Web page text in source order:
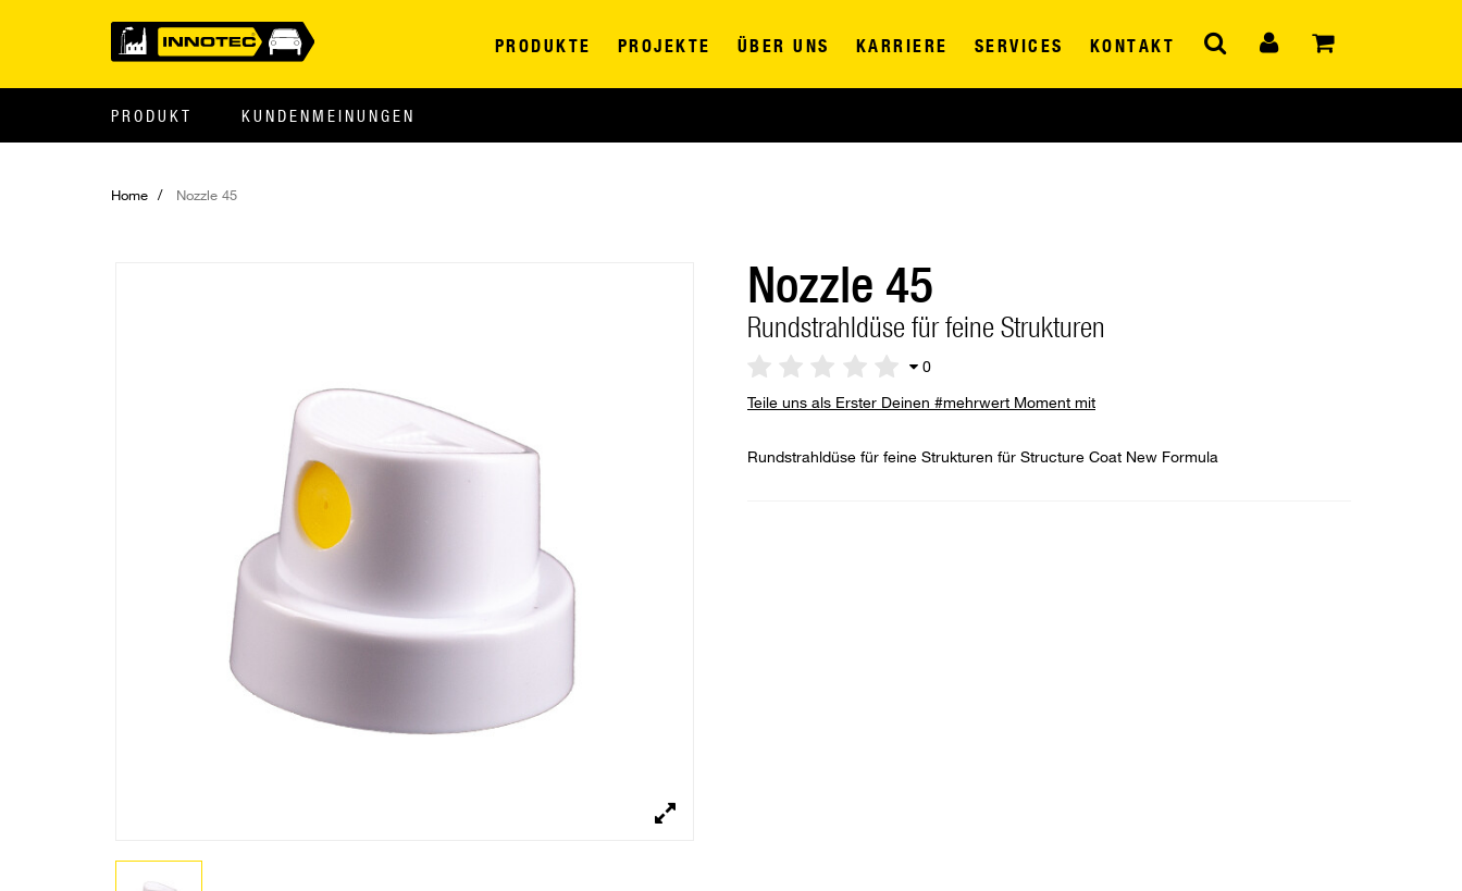
PRODUKTE PROJEKTE ÜBER UNS KARRIERE SERVICES KONTAKT
PRODUKT KUNDENMEINUNGEN
Home Nozzle 45
Nozzle 45
Rundstrahldüse für feine Strukturen
0
Teile uns als Erster Deinen #mehrwert Moment mit
Rundstrahldüse für feine Strukturen für Structure Coat New Formula